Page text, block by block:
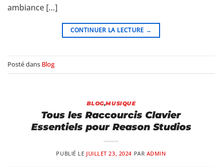
ambiance […]
CONTINUER LA LECTURE →
Posté dans Blog
BLOG,MUSIQUE
Tous les Raccourcis Clavier
Essentiels pour Reason Studios
PUBLIÉ LE JUILLET 23, 2024 PAR ADMIN